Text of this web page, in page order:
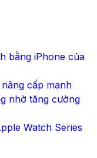
bằng iPhone của
cấp mạnh
nhờ tăng cường
Watch Series